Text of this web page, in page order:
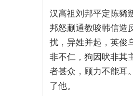
汉高祖刘邦平定陈豨
邦怒蒯通教唆韩信造
扰，异姓并起，英俊
非不仁，狗因吠非其
者甚众，顾力不能耳
了他。